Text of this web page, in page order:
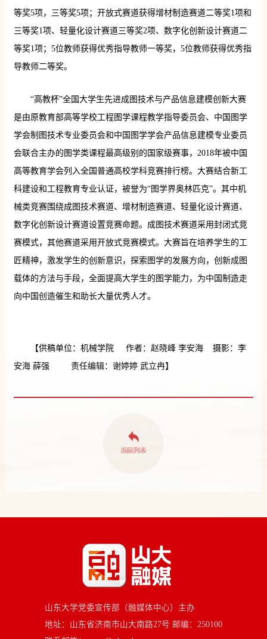
等奖5项，三等奖5项；开放式赛道获得增材制造赛道二等奖1项和
三等奖1项、轻量化设计赛道三等奖2项、数字化创新设计赛道二
等奖1项；5位教师获得优秀指导教师一等奖，5位教师获得优秀指
导教师二等奖。
“高教杯”全国大学生先进成图技术与产品信息建模创新大赛
是由原教育部高等学校工程图学课程教学指导委员会、中国图学
学会制图技术专业委员会和中国图学学会产品信息建模专业委员
会联合主办的图学类课程最高级别的国家级赛事，2018年被中国
高等教育学会列入全国普通高校学科竞赛排行榜。大赛结合新工
科建设和工程教育专业认证，被誉为“图学界奥林匹克”。其中机
械类竞赛围绕成图技术赛道、增材制造赛道、轻量化设计赛道、
数字化创新设计赛道设置竞赛命题。成图技术赛道采用封闭式竞
赛模式，其他赛道采用开放式竞赛模式。大赛旨在培养学生的工
匠精神，激发学生的创新意识，探索图学的发展方向，创新成图
载体的方法与手段，全面提高大学生的图学能力，为中国制造走
向中国创造催生和助长大量优秀人才。
【供稿单位：机械学院 作者：赵晓峰 李安海 摄影：李
安海 薛强 责任编辑：谢婷婷 武立冉】
山东大学党委宣传部（融媒体中心）主办
地址：山东省济南市山大南路27号 邮编：250100